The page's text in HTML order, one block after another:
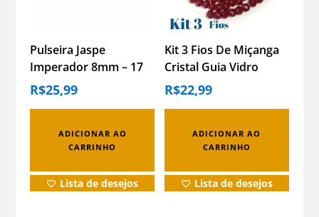
Pulseira Jaspe
Imperador 8mm – 17
Cm
R$25,99
ADICIONAR AO
CARRINHO
Lista de desejos
Kit 3 Fios De Miçanga
Cristal Guia Vidro
Vermelho 8mm
Vermelho 40 Cm 8 Mm
R$22,99
ADICIONAR AO
CARRINHO
Lista de desejos